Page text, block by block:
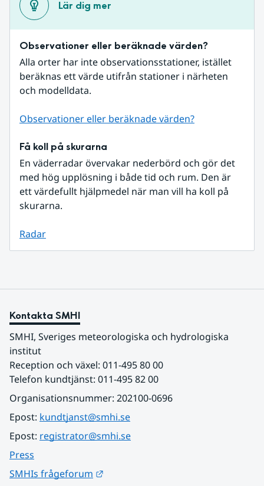
Lär dig mer
Observationer eller beräknade värden?
Alla orter har inte observationsstationer, istället
beräknas ett värde utifrån stationer i närheten
och modelldata.
Observationer eller beräknade värden?
Få koll på skurarna
En väderradar övervakar nederbörd och gör det
med hög upplösning i både tid och rum. Den är
ett värdefullt hjälpmedel när man vill ha koll på
skurarna.
Radar
Kontakta SMHI
SMHI, Sveriges meteorologiska och hydrologiska
institut
Reception och växel: 011-495 80 00
Telefon kundtjänst: 011-495 82 00
Organisationsnummer: 202100-0696
Epost: kundtjanst@smhi.se
Epost: registrator@smhi.se
Press
SMHIs frågeforum